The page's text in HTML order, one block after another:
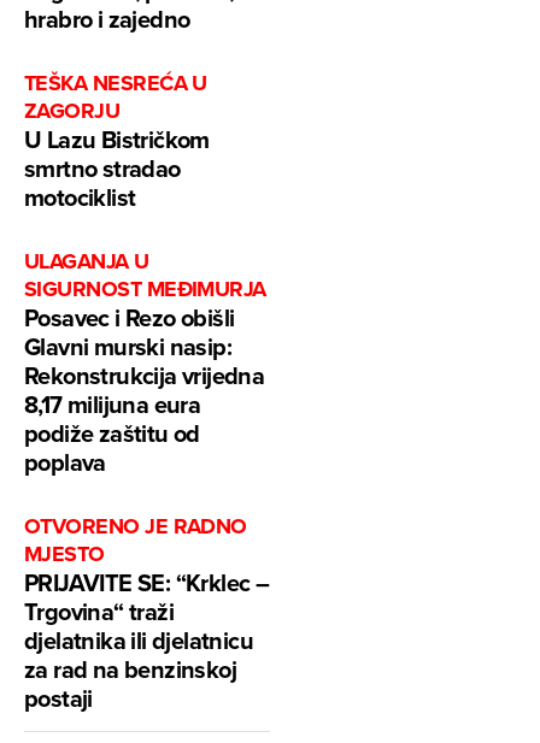
hrabro i zajedno
TEŠKA NESREĆA U
ZAGORJU
U Lazu Bistričkom
smrtno stradao
motociklist
ULAGANJA U
SIGURNOST MEĐIMURJA
Posavec i Rezo obišli
Glavni murski nasip:
Rekonstrukcija vrijedna
8,17 milijuna eura
podiže zaštitu od
poplava
OTVORENO JE RADNO
MJESTO
PRIJAVITE SE: “Krklec –
Trgovina“ traži
djelatnika ili djelatnicu
za rad na benzinskoj
postaji